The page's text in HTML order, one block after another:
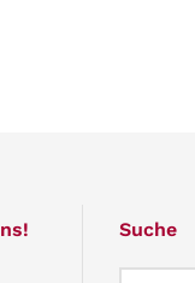
Suche